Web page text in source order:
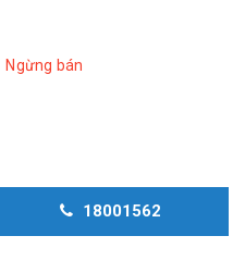
Ngừng bán
18001562